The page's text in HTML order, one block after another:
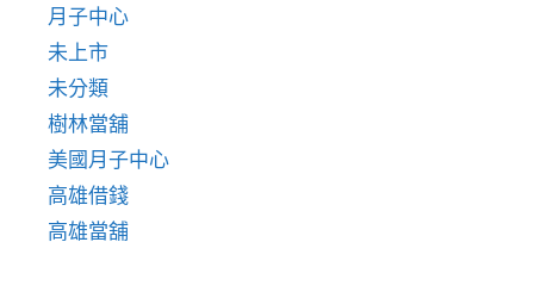
月子中心
未上市
未分類
樹林當舖
美國月子中心
高雄借錢
高雄當舖